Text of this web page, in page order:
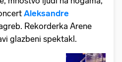
Aleksandre
Rekorderka Arene
glazbeni spektakl.